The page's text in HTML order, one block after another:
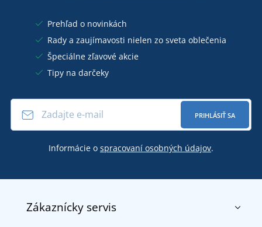
Prehľad o novinkách
Rady a zaujímavosti nielen zo sveta oblečenia
Špeciálne zľavové akcie
Tipy na darčeky
PRIHLÁSIŤ SA
Informácie o spracovaní osobných údajov.
Zákaznícky servis